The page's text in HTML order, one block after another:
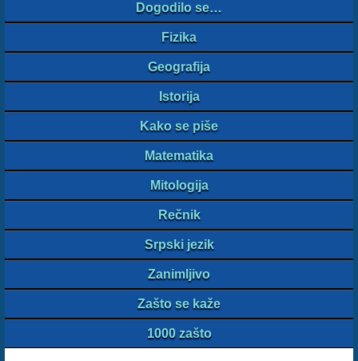
Dogodilo se…
Fizika
Geografija
Istorija
Kako se piše
Matematika
Mitologija
Rečnik
Srpski jezik
Zanimljivo
Zašto se kaže
1000 zašto